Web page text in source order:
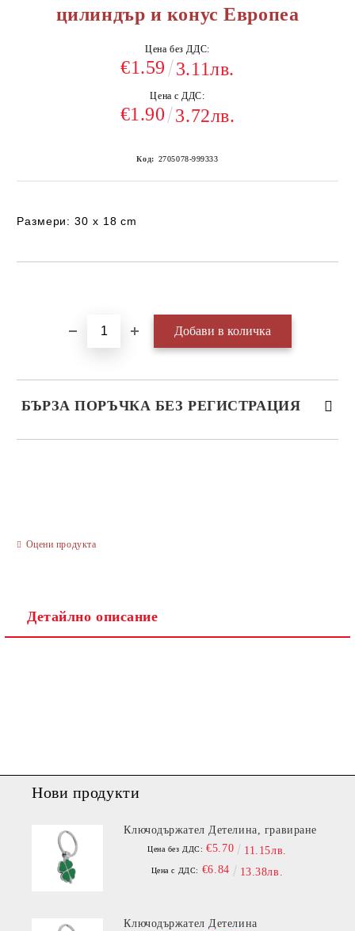
цилиндър и конус Европеа
Цена без ДДС:
€1.59 3.11лв.
Цена с ДДС:
€1.90 3.72лв.
Код: 2705078-999333
Размери: 30 x 18 cm
БЪРЗА ПОРЪЧКА БЕЗ РЕГИСТРАЦИЯ
Оцени продукта
Детайлно описание
Нови продукти
Ключодържател Детелина, гравиране
Цена без ДДС: €5.70 11.15лв.
Цена с ДДС: €6.84 13.38лв.
Ключодържател Детелина